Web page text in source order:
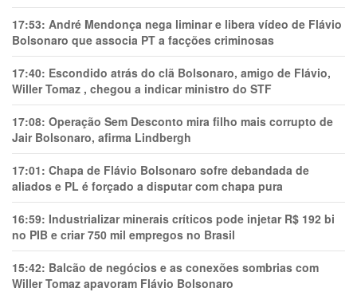
17:53: André Mendonça nega liminar e libera vídeo de Flávio
Bolsonaro que associa PT a facções criminosas
17:40: Escondido atrás do clã Bolsonaro, amigo de Flávio,
Willer Tomaz , chegou a indicar ministro do STF
17:08: Operação Sem Desconto mira filho mais corrupto de
Jair Bolsonaro, afirma Lindbergh
17:01: Chapa de Flávio Bolsonaro sofre debandada de
aliados e PL é forçado a disputar com chapa pura
16:59: Industrializar minerais críticos pode injetar R$ 192 bi
no PIB e criar 750 mil empregos no Brasil
15:42: Balcão de negócios e as conexões sombrias com
Willer Tomaz apavoram Flávio Bolsonaro